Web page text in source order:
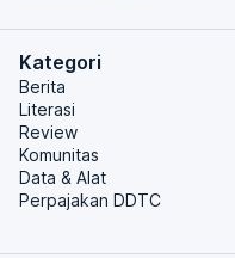
Kategori
Berita
Literasi
Review
Komunitas
Data & Alat
Perpajakan DDTC